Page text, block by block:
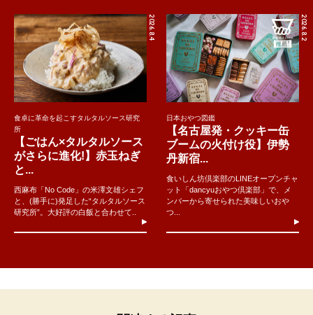
2026.8.4
食卓に革命を起こすタルタルソース研究
所
【ごはん×タルタルソース
がさらに進化!】赤玉ねぎ
と...
西麻布「No Code」の米澤文雄シェフ
と、(勝手に)発足した“タルタルソース
研究所”。大好評の白飯と合わせて..
2026.8.2
日本おやつ図鑑
【名古屋発・クッキー缶
ブームの火付け役】伊勢
丹新宿...
食いしん坊倶楽部のLINEオープンチャ
ット「dancyuおやつ倶楽部」で、メ
ンバーから寄せられた美味しいおや
つ...